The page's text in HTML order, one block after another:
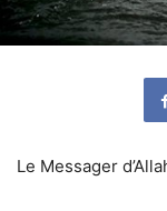
Le Messager